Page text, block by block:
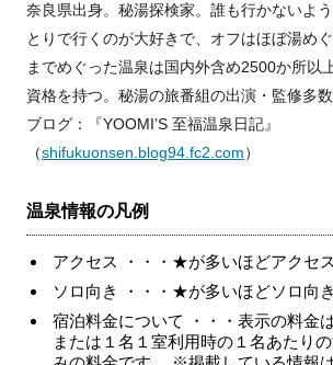
奈良県出身。秘湯探検家。誰も行かないよ
とりで行くのが大好きで、オフはほぼ湯め
までめぐった温泉は国内外含め2500か所以
資格を持つ。秘湯の旅番組の出演・監修多数
ブログ：『YOOMI’S 至福温泉日記』
（shifukuonsen.blog94.fc2.com）
温泉情報の凡例
アクセス ・・・★が多いほどアクセ
ソロ向き ・・・★が多いほどソロ向
宿泊料金について ・・・表示の料金
または１名１室利用時の１名あたり